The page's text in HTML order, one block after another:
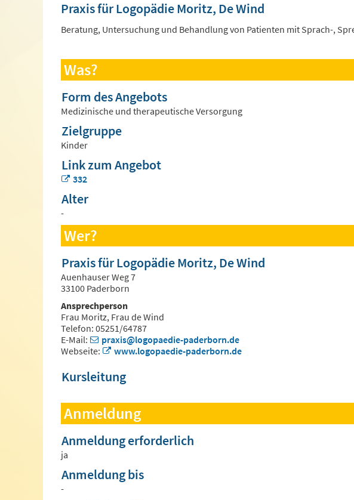
Praxis für Logopädie Moritz, De Wind
Beratung, Untersuchung und Behandlung von Patienten mit Sprach-,
Was?
Form des Angebots
Medizinische und therapeutische Versorgung
Zielgruppe
Kinder
Link zum Angebot
332
Alter
-
Wer?
Praxis für Logopädie Moritz, De Wind
Auenhauser Weg 7
33100 Paderborn
Ansprechperson
Frau Moritz, Frau de Wind
Telefon: 05251/64787
E-Mail:
praxis@logopaedie-paderborn.de
Webseite:
www.logopaedie-paderborn.de
Kursleitung
Anmeldung
Anmeldung erforderlich
ja
Anmeldung bis
-